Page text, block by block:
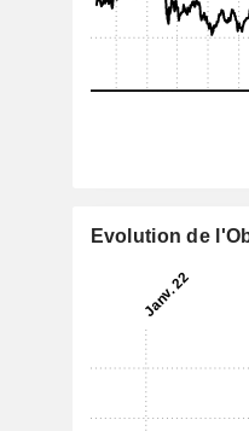
Evolution de